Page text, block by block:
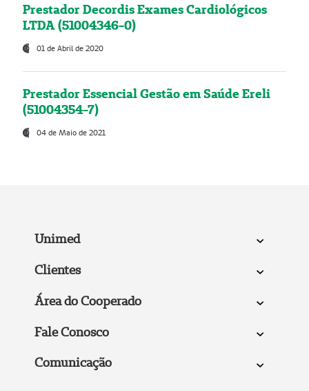
Prestador Decordis Exames Cardiológicos
LTDA (51004346-0)
01 de Abril de 2020
Prestador Essencial Gestão em Saúde Ereli
(51004354-7)
04 de Maio de 2021
Unimed
Clientes
Área do Cooperado
Fale Conosco
Comunicação